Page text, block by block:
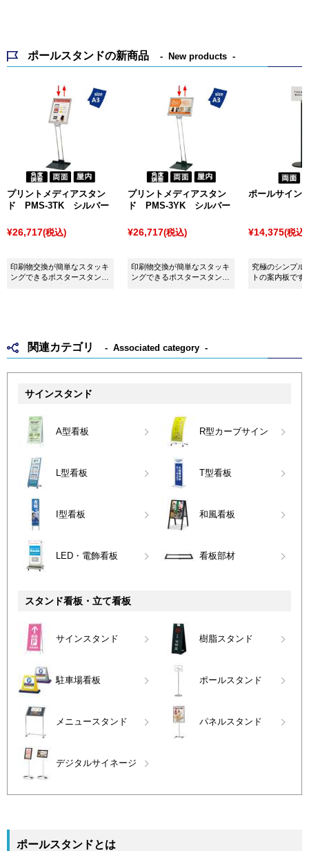
ポールスタンドの新商品 New products
プリントメディアスタン
ド PMS-3TK シルバー
¥26,717(税込)
印刷物交換が簡単なスタッキ
ングできるポスタースタン
プリントメディアスタン
ド PMS-3YK シルバー
¥26,717(税込)
印刷物交換が簡単なスタッキ
ングできるポスタースタン
ポールサイン
¥14,375(税込)
究極のシンプル
トの案内板です
関連カテゴリ Associated category
サインスタンド
A型看板 R型カーブサイン
L型看板 T型看板
I型看板 和風看板
LED・電飾看板 看板部材
スタンド看板・立て看板
サインスタンド 樹脂スタンド
駐車場看板 ポールスタンド
メニュースタンド パネルスタンド
デジタルサイネージ
ポールスタンドとは